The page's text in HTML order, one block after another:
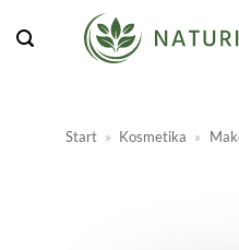
Inhalt
Start » Kosmetika »